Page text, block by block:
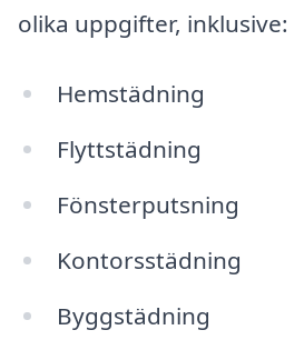
olika uppgifter, inklusive:
Hemstädning
Flyttstädning
Fönsterputsning
Kontorsstädning
Byggstädning